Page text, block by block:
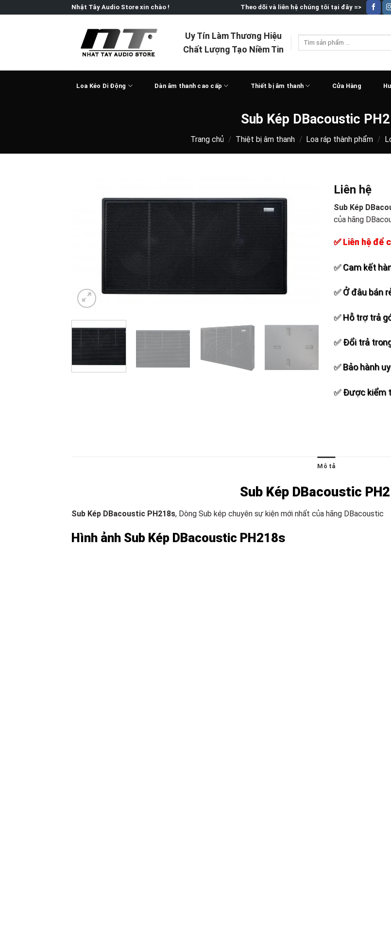
to
Nhật Tây Audio Store xin chào ! Theo dõi và liên hệ chúng tôi tại đây =>
Uy Tín Làm Thương Hiệu
Chất Lượng Tạo Niềm Tin
Tìm
Loa Kéo Di Động Dàn âm thanh cao cấp Thiết bị âm thanh Cửa Hàng
Sub Kép DBacoustic
Trang chủ / Thiệt bị âm thanh / Loa ráp thành phẩm /
Liên hệ
Sub Kép
của hãng
✅ Liên hệ để
✅ Cam kết
✅ Ở đâu bán
✅ Hỗ trợ trả
✅ Đổi trả
✅ Bảo hành
✅ Được kiểm
Mô tả
Sub Kép DBacoustic
Sub Kép DBacoustic PH218s, Dòng Sub kép chuyên sự kiện mới nhất của hãng DBacoustic
Hình ảnh Sub Kép DBacoustic PH218s